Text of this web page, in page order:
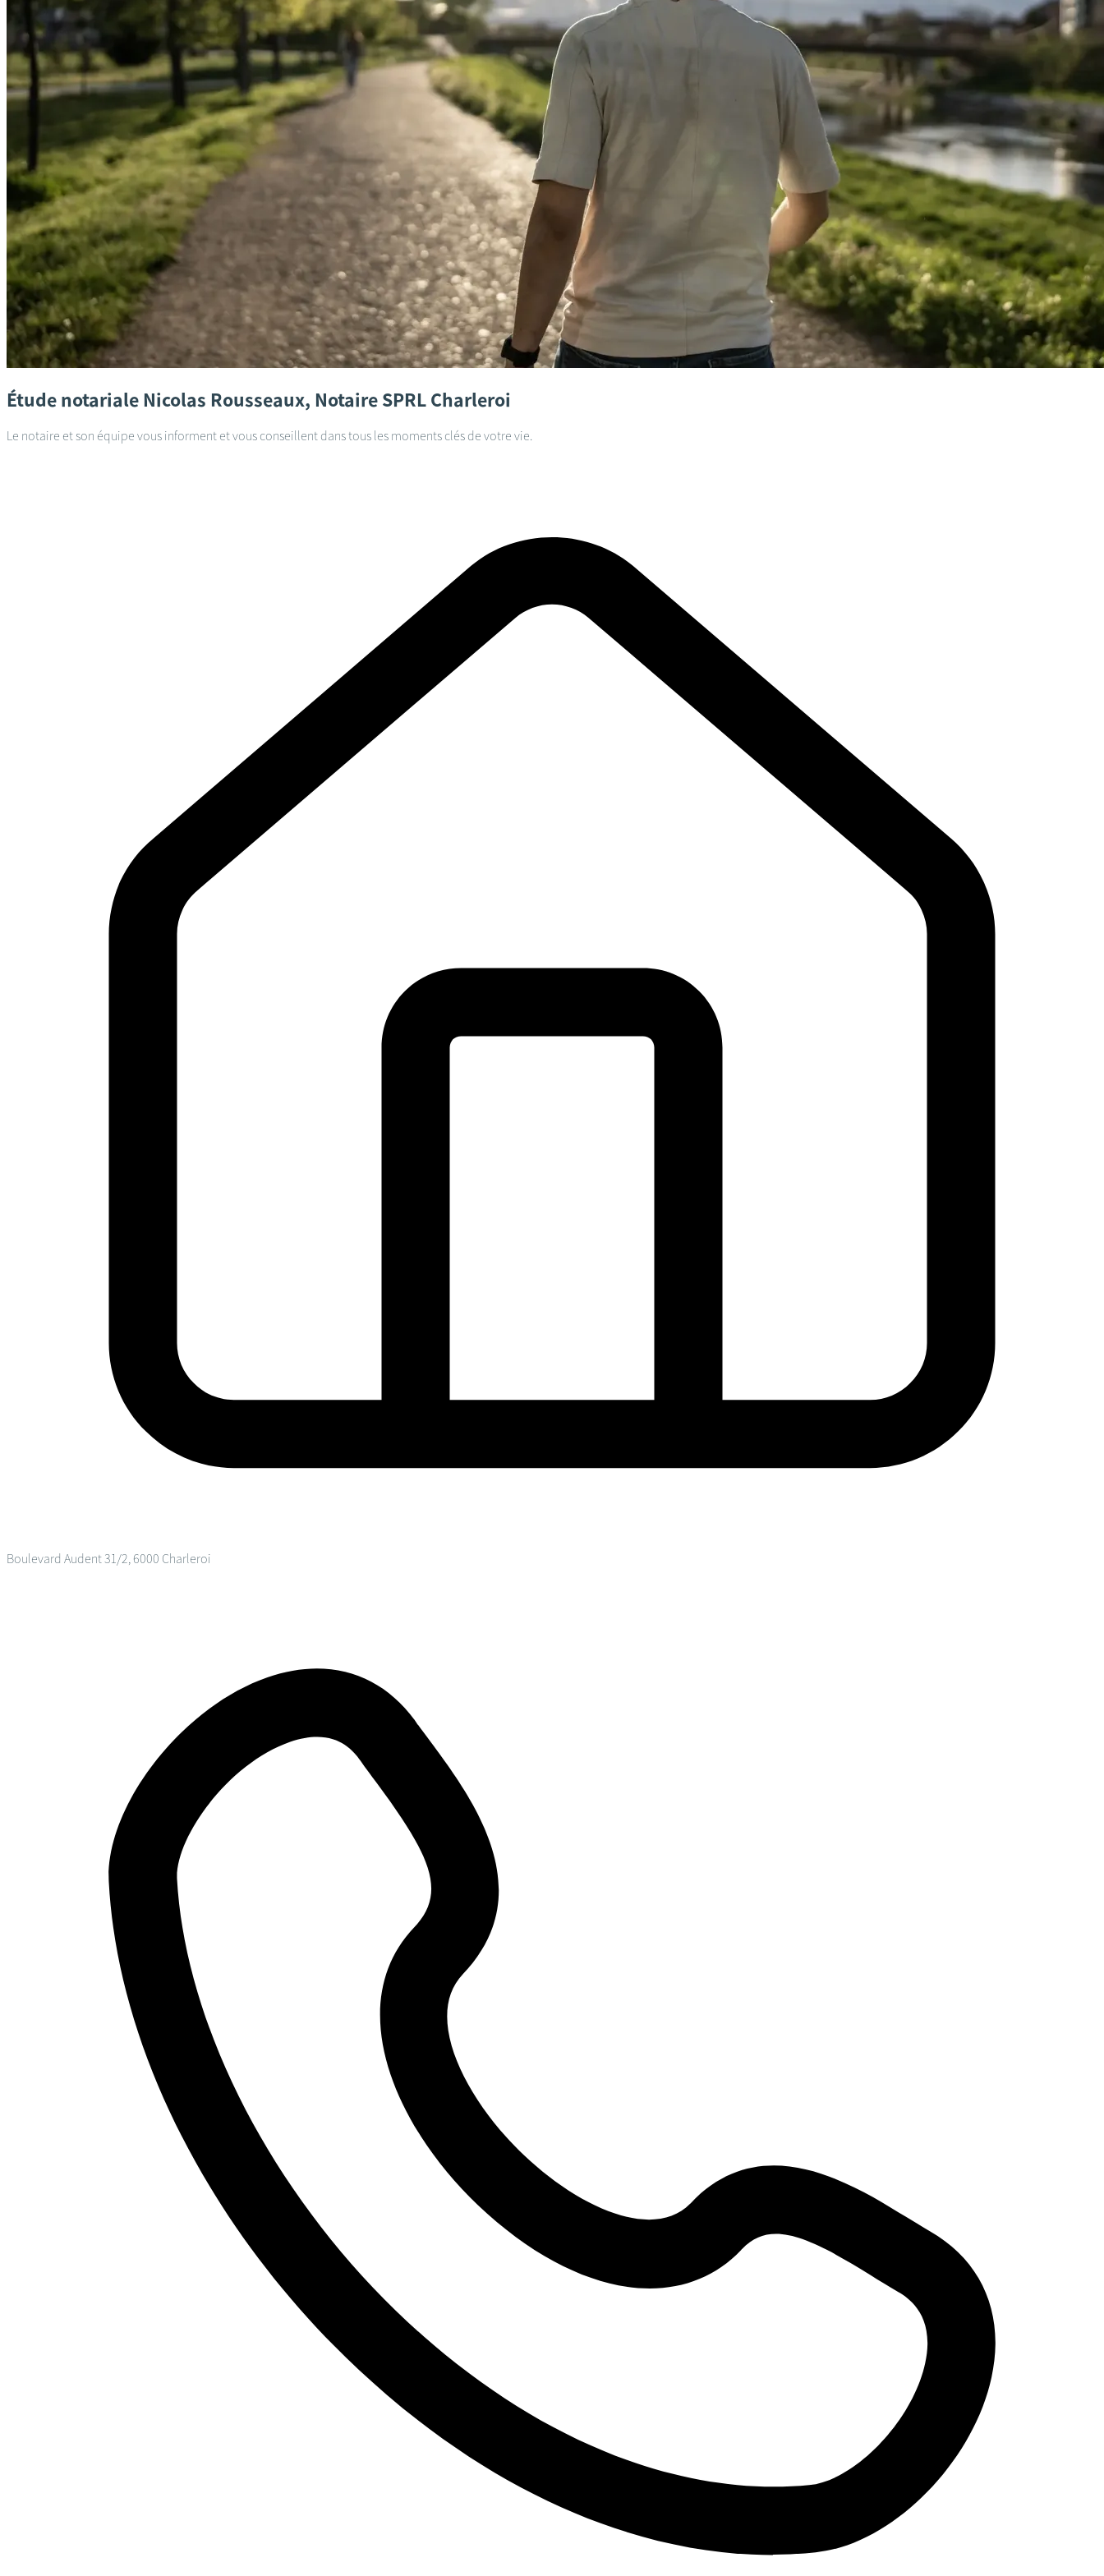
Étude notariale Nicolas Rousseaux, Notaire SPRL Charleroi
Le notaire et son équipe vous informent et vous conseillent dans tous les moments clés de votre vie.
Boulevard Audent 31/2, 6000 Charleroi